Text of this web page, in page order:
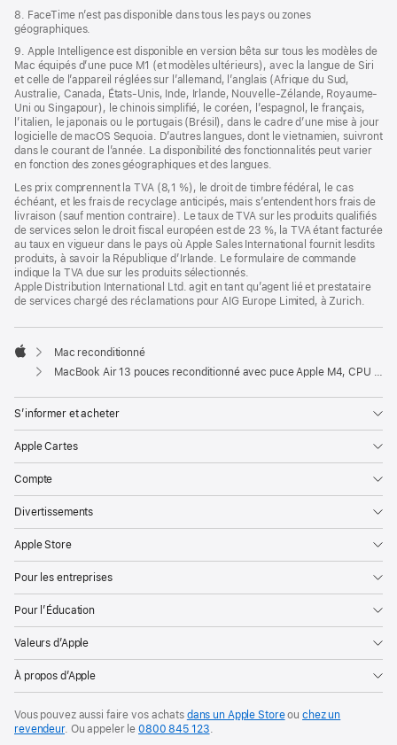
8. FaceTime n’est pas disponible dans tous les pays ou zones
géographiques.
9. Apple Intelligence est disponible en version bêta sur tous les modèles de
Mac équipés d’une puce M1 (et modèles ultérieurs), avec la langue de Siri
et celle de l’appareil réglées sur l’allemand, l’anglais (Afrique du Sud,
Australie, Canada, États-Unis, Inde, Irlande, Nouvelle-Zélande, Royaume-
Uni ou Singapour), le chinois simplifié, le coréen, l’espagnol, le français,
l’italien, le japonais ou le portugais (Brésil), dans le cadre d’une mise à jour
logicielle de macOS Sequoia. D’autres langues, dont le vietnamien, suivront
dans le courant de l’année. La disponibilité des fonctionnalités peut varier
en fonction des zones géographiques et des langues.
Les prix comprennent la TVA (8,1 %), le droit de timbre fédéral, le cas
échéant, et les frais de recyclage anticipés, mais s’entendent hors frais de
livraison (sauf mention contraire). Le taux de TVA sur les produits qualifiés
de services selon le droit fiscal européen est de 23 %, la TVA étant facturée
au taux en vigueur dans le pays où Apple Sales International fournit lesdits
produits, à savoir la République d’Irlande. Le formulaire de commande
indique la TVA due sur les produits sélectionnés.
Apple Distribution International Ltd. agit en tant qu’agent lié et prestataire
de services chargé des réclamations pour AIG Europe Limited, à Zurich.
Apple
Mac reconditionné
MacBook Air 13 pouces reconditionné avec puce Apple M4, CPU 10 cœurs et GPU 10 cœurs – Argent
S’informer et acheter
Apple Cartes
Compte
Divertissements
Apple Store
Pour les entreprises
Pour l’Éducation
Valeurs d’Apple
À propos d’Apple
Vous pouvez aussi faire vos achats dans un Apple Storeouchez un
revendeur. Ouappeler le0800 845 123